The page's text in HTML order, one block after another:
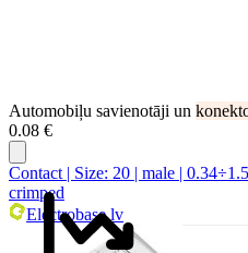
Automobiļu savienotāji un
0.08 €
Contact | Size: 20 | male |
crimped
Electrobase.lv